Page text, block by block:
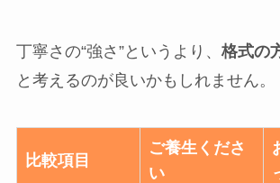
丁寧さの“強さ”というより、 格式の
と考えるのが良いかもしれません。
比較項目
ご養生くださ
い